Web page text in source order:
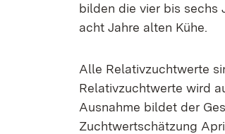
bilden die vier bis sechs
acht Jahre alten Kühe.
Alle Relativzuchtwerte
Relativzuchtwerte wird
Ausnahme bildet der
Zuchtwertschätzung